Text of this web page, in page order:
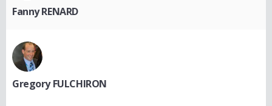
Fanny RENARD
Gregory FULCHIRON